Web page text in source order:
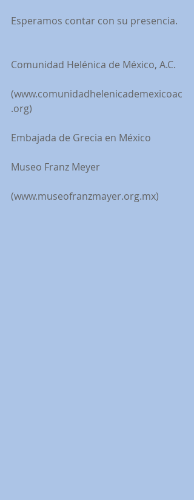
Esperamos contar con su presencia.
Comunidad Helénica de México, A.C.
(www.comunidadhelenicademexicoac
.org)
Embajada de Grecia en México
Museo Franz Meyer
(www.museofranzmayer.org.mx)